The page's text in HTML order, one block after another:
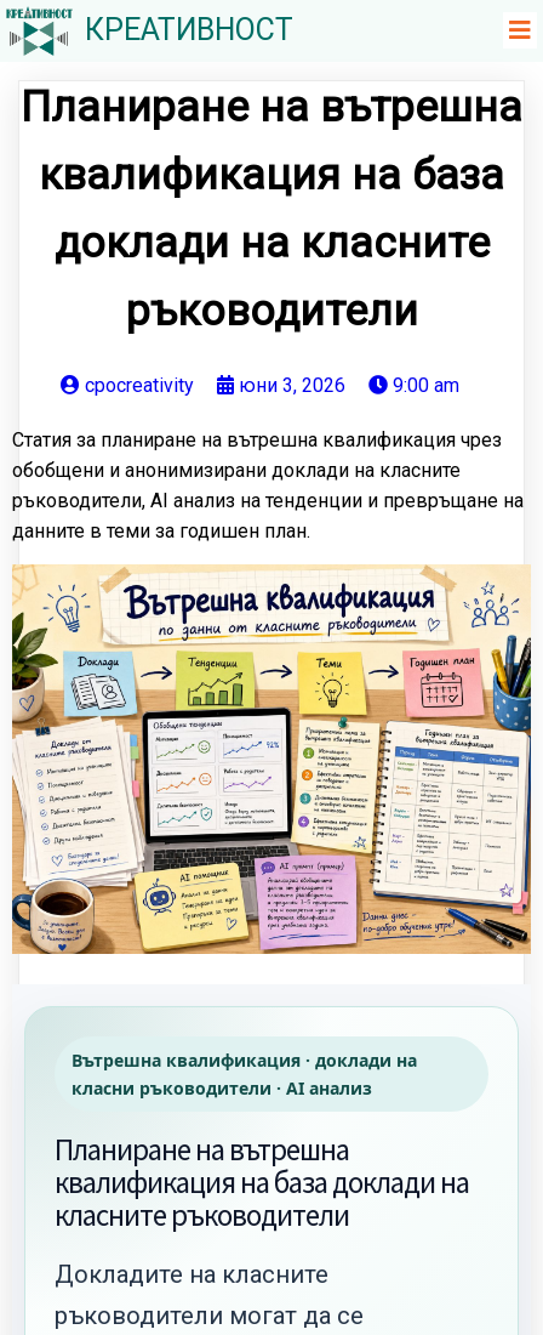
КРЕАТИВНОСТ
Планиране на вътрешна
квалификация на база
доклади на класните
ръководители
cpocreativity юни 3, 2026 9:00 am
Статия за планиране на вътрешна квалификация чрез
обобщени и анонимизирани доклади на класните
ръководители, AI анализ на тенденции и превръщане на
данните в теми за годишен план.
Вътрешна квалификация · доклади на
класни ръководители · AI анализ
Планиране на вътрешна
квалификация на база доклади на
класните ръководители
Докладите на класните
ръководители могат да се